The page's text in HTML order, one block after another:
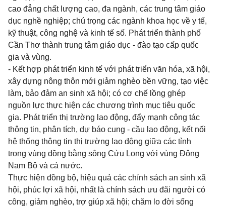
cao đẳng chất lượng cao, đa ngành, các trung tâm giáo
dục nghề nghiệp; chú trọng các ngành khoa học về y tế,
kỹ thuật, công nghệ và kinh tế số. Phát triển thành phố
Cần Thơ thành trung tâm giáo dục - đào tạo cấp quốc
gia và vùng.
- Kết hợp phát triển kinh tế với phát triển văn hóa, xã hội,
xây dựng nông thôn mới giảm nghèo bền vững, tạo việc
làm, bảo đảm an sinh xã hội; có cơ chế lồng ghép
nguồn lực thực hiện các chương trình mục tiêu quốc
gia. Phát triển thị trường lao động, đẩy mạnh công tác
thông tin, phân tích, dự báo cung - cầu lao động, kết nối
hệ thống thông tin thị trường lao động giữa các tỉnh
trong vùng đồng bằng sông Cửu Long với vùng Đông
Nam Bộ và cả nước.
Thực hiện đồng bộ, hiệu quả các chính sách an sinh xã
hội, phúc lợi xã hội, nhất là chính sách ưu đãi người có
công, giảm nghèo, trợ giúp xã hội; chăm lo đời sống